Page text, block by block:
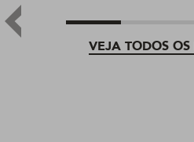
VEJA TODOS OS